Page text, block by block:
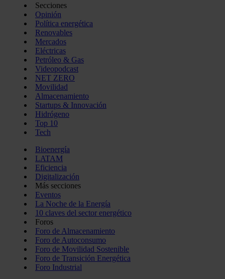
Secciones
Opinión
Política energética
Renovables
Mercados
Eléctricas
Petróleo & Gas
Videopodcast
NET ZERO
Movilidad
Almacenamiento
Startups & Innovación
Hidrógeno
Top 10
Tech
Bioenergía
LATAM
Eficiencia
Digitalización
Más secciones
Eventos
La Noche de la Energía
10 claves del sector energético
Foros
Foro de Almacenamiento
Foro de Autoconsumo
Foro de Movilidad Sostenible
Foro de Transición Energética
Foro Industrial